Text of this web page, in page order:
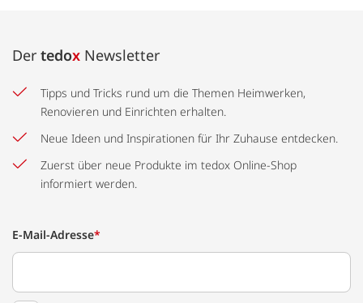
Der tedox Newsletter
Tipps und Tricks rund um die Themen Heimwerken,
Renovieren und Einrichten erhalten.
Neue Ideen und Inspirationen für Ihr Zuhause entdecken.
Zuerst über neue Produkte im tedox Online-Shop
informiert werden.
E-Mail-Adresse*